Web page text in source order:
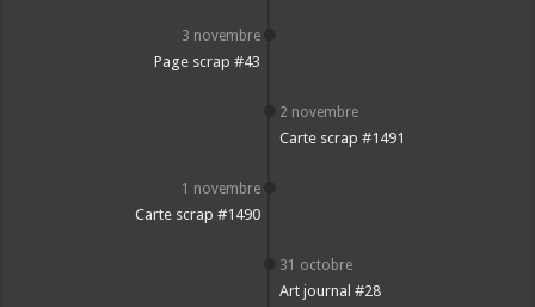
3 novembre
Page scrap #43
2 novembre
Carte scrap #1491
1 novembre
Carte scrap #1490
31 octobre
Art journal #28